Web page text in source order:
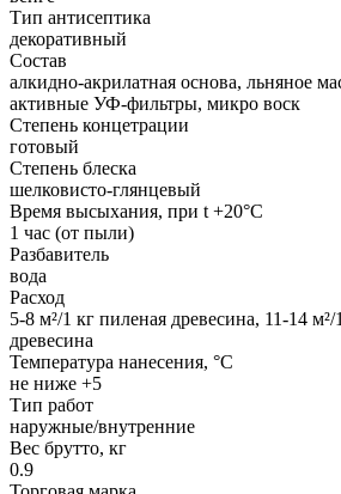
Тип антисептика
декоративный
Состав
алкидно-акрилатная основа, льняное
активные УФ-фильтры, микро воск
Степень концетрации
готовый
Степень блеска
шелковисто-глянцевый
Время высыхания, при t +20°C
1 час (от пыли)
Разбавитель
вода
Расход
5-8 м²/1 кг пиленая древесина, 11-14 м²/
древесина
Температура нанесения, °С
не ниже +5
Тип работ
наружные/внутренние
Вес брутто, кг
0.9